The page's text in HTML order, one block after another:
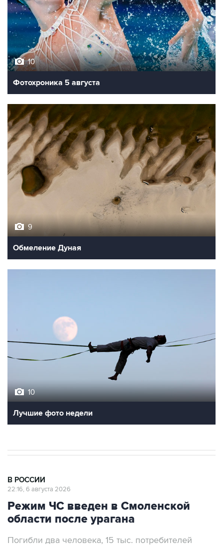
10
Фотохроника 5 августа
9
Обмеление Дуная
10
Лучшие фото недели
В РОССИИ
22:16, 6 августа 2026
Режим ЧС введен в Смоленской
области после урагана
Погибли два человека, 15 тыс. потребителей